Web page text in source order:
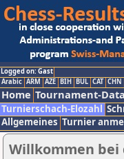
Logged on: Gast
Arabic ARM AZE BIH BUL CAT CHN
Home Tournament-
Turnierschach-Elozahl
Allgemeines Turnier
Willkommen bei